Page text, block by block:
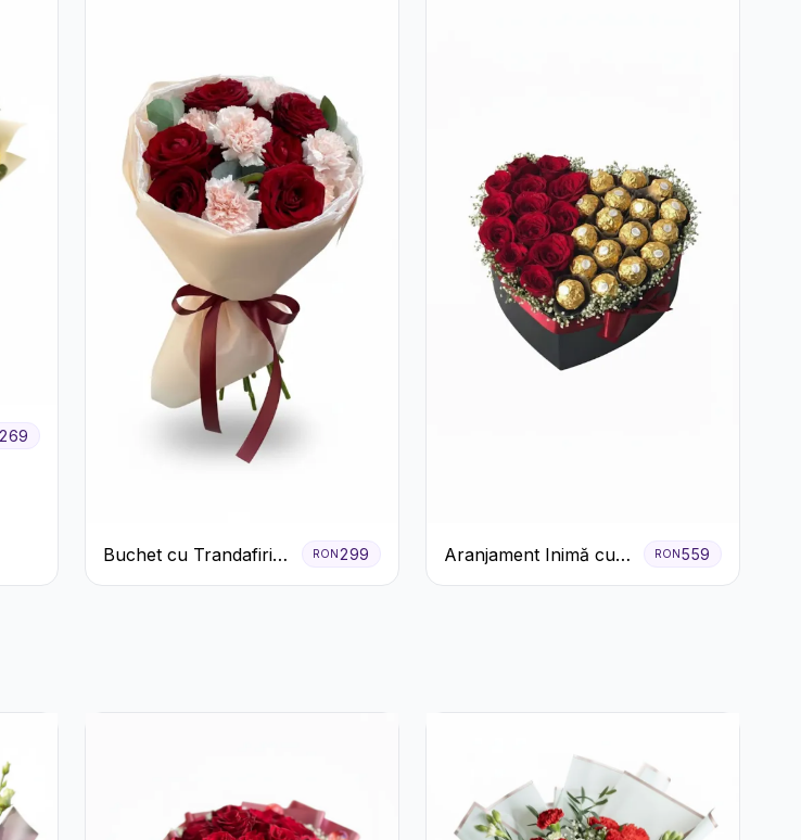
269
Buchet cu Trandafiri
Roșii și Garoafe Roz
RON 299
Aranjament Inimă cu
Trandafiri Roșii și
RON 559